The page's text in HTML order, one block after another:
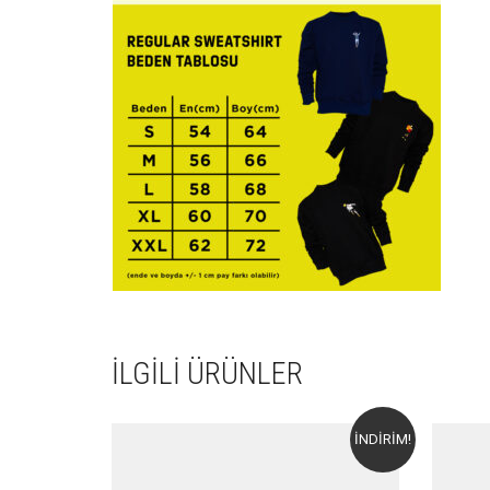
İLGILI ÜRÜNLER
İNDIRIM!